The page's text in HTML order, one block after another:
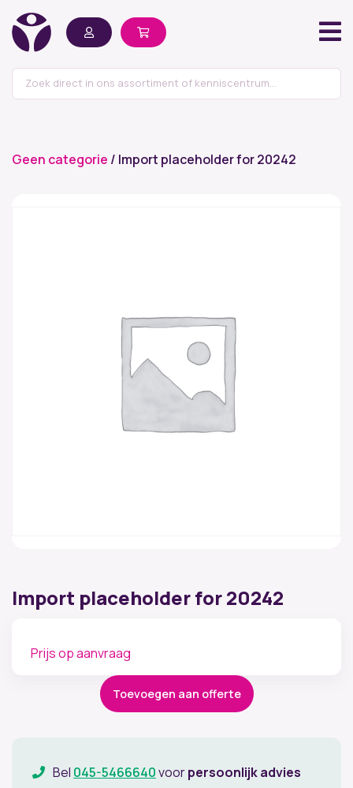
Geen categorie / Import placeholder for 20242
Import placeholder for 20242
Prijs op aanvraag
Toevoegen aan offerte
Bel 045-5466640voorpersoonlijk advies